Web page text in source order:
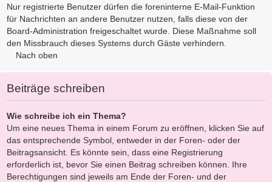
Nur registrierte Benutzer dürfen die foreninterne E-Mail-Funktion
für Nachrichten an andere Benutzer nutzen, falls diese von der
Board-Administration freigeschaltet wurde. Diese Maßnahme soll
den Missbrauch dieses Systems durch Gäste verhindern.
Nach oben
Beiträge schreiben
Wie schreibe ich ein Thema?
Um eine neues Thema in einem Forum zu eröffnen, klicken Sie auf
das entsprechende Symbol, entweder in der Foren- oder der
Beitragsansicht. Es könnte sein, dass eine Registrierung
erforderlich ist, bevor Sie einen Beitrag schreiben können. Ihre
Berechtigungen sind jeweils am Ende der Foren- und der